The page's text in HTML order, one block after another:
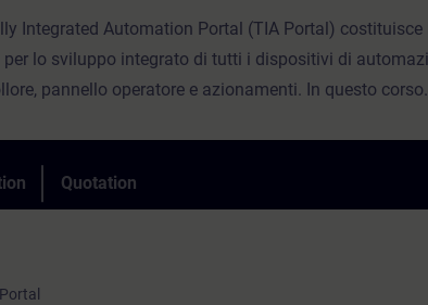
Integrated Automation Portal (TIA Portal) costituisce
per lo sviluppo integrato di tutti i dispositivi di
pannello operatore e azionamenti. In questo corso
SIMATIC STEP 7 V5.x e SIMATIC STEP 7 (TIA Portal).
di progettazione e programmazione avanzata di
Quotation